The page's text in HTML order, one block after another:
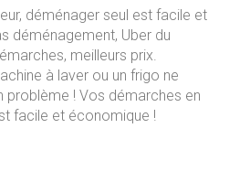
, déménager seul est facile et
déménagement, Uber du
meilleurs prix.
à laver ou un frigo ne
problème ! Vos démarches en
facile et économique !